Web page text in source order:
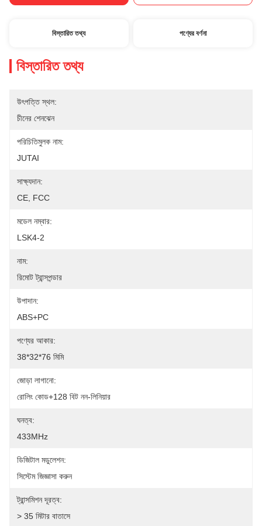
বিস্তারিত তথ্য পণ্যের বর্ণনা
বিস্তারিত তথ্য
উৎপত্তি স্থল:
চীনের শেনঝেন
পরিচিতিমুলক নাম:
JUTAI
সাক্ষ্যদান:
CE, FCC
মডেল নম্বার:
LSK4-2
নাম:
রিমোট ট্রান্সপন্ডার
উপাদান:
ABS+PC
পণ্যের আকার:
38*32*76 মিমি
জোড়া লাগানো:
রোলিং কোড+128 বিট নন-লিনিয়ার
ঘনত্ব:
433MHz
ডিজিটাল মডুলেশন:
সিস্টেম জিজ্ঞাসা করুন
ট্রান্সমিশন দূরত্ব:
> 35 মিটার বাতাসে